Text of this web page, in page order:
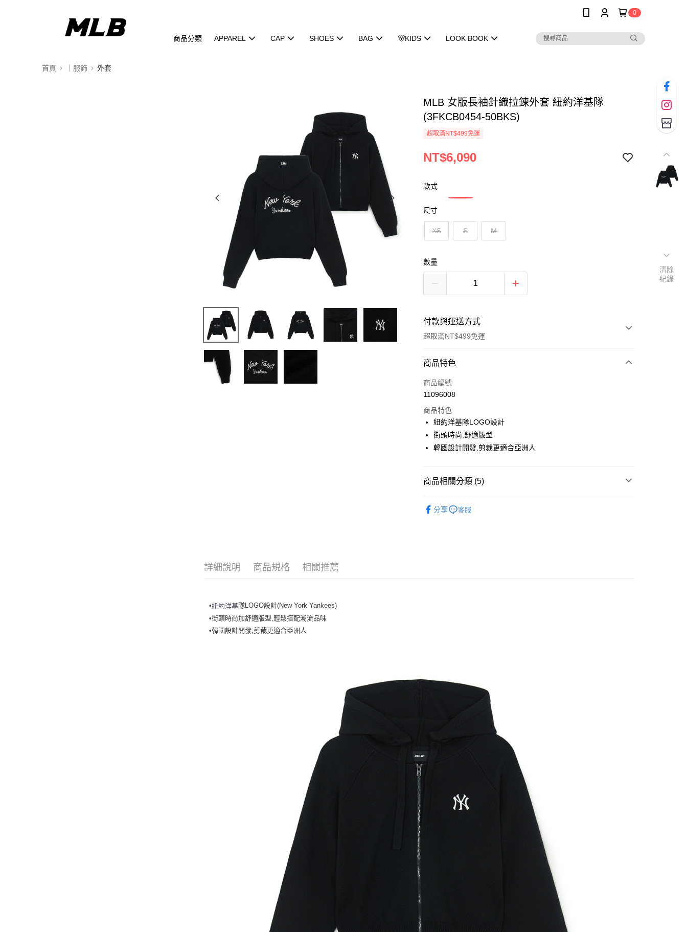
0
商品分類 APPAREL CAP SHOES BAG 🐻KIDS LOOK BOOK
首頁 ｜服飾 外套
MLB 女版長袖針織拉鍊外套 紐約洋基隊
(3FKCB0454-50BKS)
超取滿NT$499免運
NT$6,090
款式
尺寸
XS S M
數量
付款與運送方式
超取滿NT$499免運
付款方式
信用卡一次付款
LINE Pay
Apple Pay
悠遊付
運送方式
商品特色
商品編號
11096008
商品特色
紐約洋基隊LOGO設計
街頭時尚,舒適版型
韓國設計開發,剪裁更適合亞洲人
商品相關分類 (5)
分享 客服
詳細說明 商品規格 相關推薦
•紐約洋基隊LOGO設計(New York Yankees)
•街頭時尚加舒適版型,輕鬆搭配潮流品味
•韓國設計開發,剪裁更適合亞洲人
清除
紀錄